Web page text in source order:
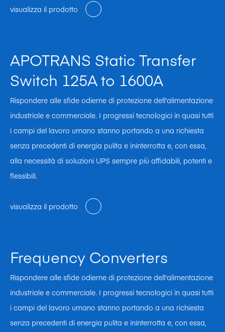
visualizza il prodotto
APOTRANS Static Transfer
Switch 125A to 1600A
Rispondere alle sfide odierne di protezione dell'alimentazione
industriale e commerciale. I progressi tecnologici in quasi tutti
i campi del lavoro umano stanno portando a una richiesta
senza precedenti di energia pulita e ininterrotta e, con essa,
alla necessità di soluzioni UPS sempre più affidabili, potenti e
flessibili.
visualizza il prodotto
Frequency Converters
Rispondere alle sfide odierne di protezione dell'alimentazione
industriale e commerciale. I progressi tecnologici in quasi tutti
i campi del lavoro umano stanno portando a una richiesta
senza precedenti di energia pulita e ininterrotta e, con essa,